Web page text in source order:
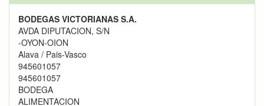
BODEGAS VICTORIANAS S.A.
AVDA DIPUTACION, S/N
-OYON-OION
Alava / Pais-Vasco
945601057
945601057
BODEGA
ALIMENTACION